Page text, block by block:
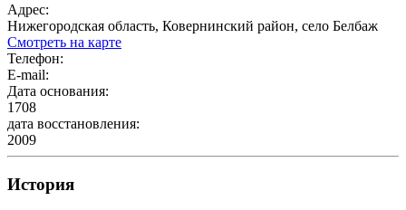
Адрес:
Нижегородская область, Ковернинский район, село Белбаж
Смотреть на карте
Телефон:
E-mail:
Дата основания:
1708
дата восстановления:
2009
История